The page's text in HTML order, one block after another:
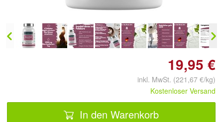
19,95 €
inkl. MwSt. (221,67 €/kg)
Kostenloser Versand
In den Warenkorb